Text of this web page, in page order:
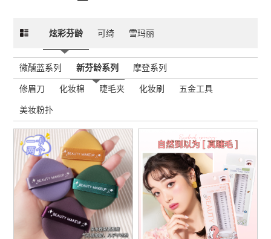
炫彩芬龄 可绮 雪玛丽
微醺蓝系列 新芬龄系列 摩登系列
修眉刀 化妆棉 睫毛夹 化妆刷 五金工具
美妆粉扑